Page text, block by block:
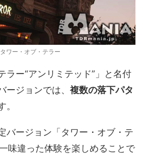
タワー・オブ・テラー
ラー“アンリミテッド”」と名付
ージョンでは、 複数の落下パタ
。
バージョン「タワー・オブ・テ
味違った体験を楽しめることで